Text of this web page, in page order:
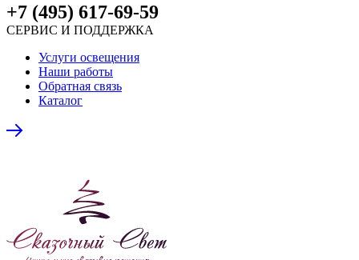
+7 (495) 617-69-59
СЕРВИС И ПОДДЕРЖКА
Услуги освещения
Наши работы
Обратная связь
Каталог